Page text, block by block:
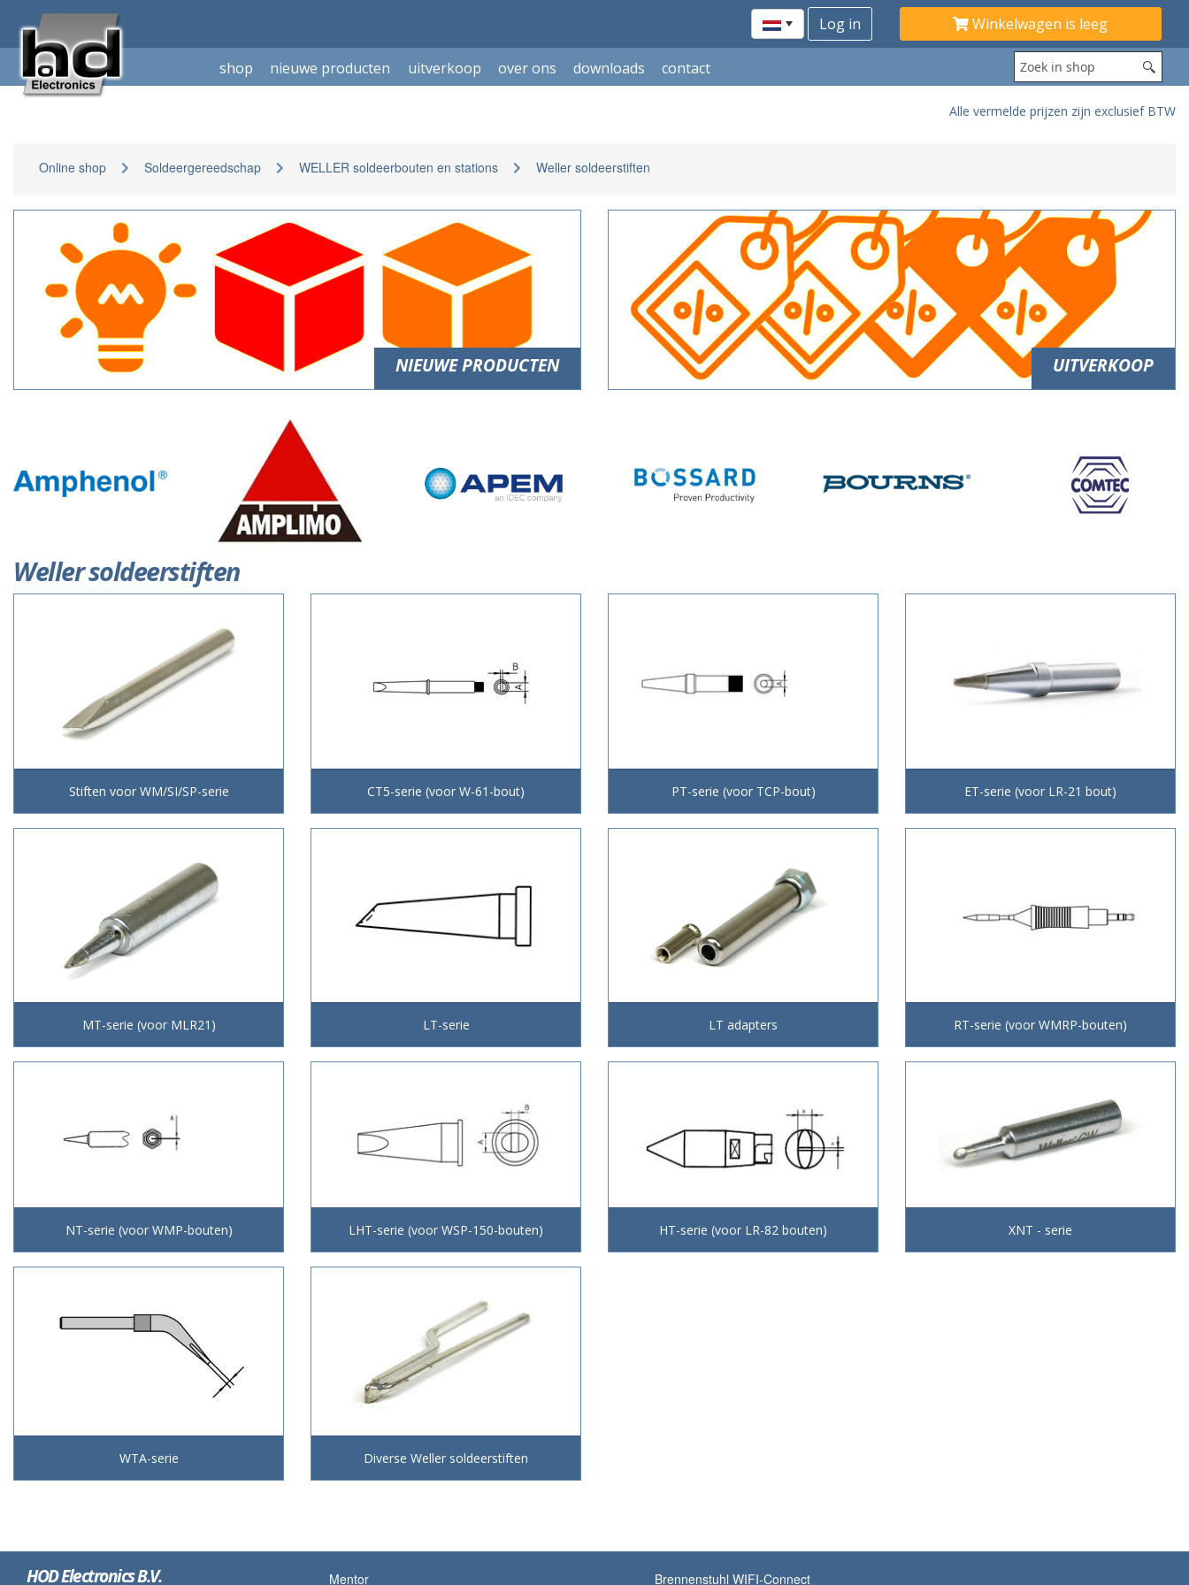
Winkelwagen is leeg
shop nieuwe producten uitverkoop over ons downloads contact
Alle vermelde prijzen zijn exclusief BTW
Online shop Soldeergereedschap WELLER soldeerbouten en stations Weller soldeerstiften
NIEUWE PRODUCTEN UITVERKOOP
Weller soldeerstiften
Stiften voor WM/SI/SP-serie CT5-serie (voor W-61-bout) PT-serie (voor TCP-bout) ET-serie (voor LR-21 bout)
MT-serie (voor MLR21) LT-serie LT adapters RT-serie (voor WMRP-bouten)
NT-serie (voor WMP-bouten) LHT-serie (voor WSP-150-bouten) HT-serie (voor LR-82 bouten) XNT - serie
WTA-serie Diverse Weller soldeerstiften
HOD Electronics B.V. Mentor Brennenstuhl WIFI-Connect